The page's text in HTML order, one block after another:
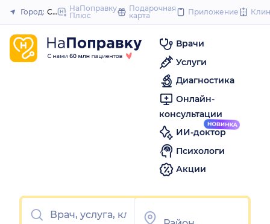
to
Закрыть
Город: Северодвинск
НаПоправку
Плюс
Подарочная
карта
Приложение
Врачи
Услуги
Диагностика
Онлайн-
консультации
ИИ-доктор
Психологи
Акции